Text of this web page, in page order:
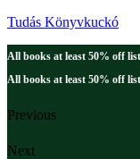
Tudás Könyvkuckó
All books at least 50% off
All books at least 50% off
Previous
Next